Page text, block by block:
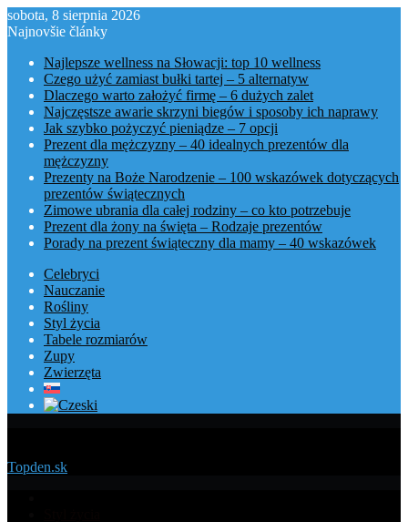
sobota, 8 sierpnia 2026
Najnovšie články
Najlepsze wellness na Słowacji: top 10 wellness
Czego użyć zamiast bułki tartej – 5 alternatyw
Dlaczego warto założyć firmę – 6 dużych zalet
Najczęstsze awarie skrzyni biegów i sposoby ich naprawy
Jak szybko pożyczyć pieniądze – 7 opcji
Prezent dla mężczyzny – 40 idealnych prezentów dla
mężczyzny
Prezenty na Boże Narodzenie – 100 wskazówek dotyczących
prezentów świątecznych
Zimowe ubrania dla całej rodziny – co kto potrzebuje
Prezent dla żony na święta – Rodzaje prezentów
Porady na prezent świąteczny dla mamy – 40 wskazówek
Celebryci
Nauczanie
Rośliny
Styl życia
Tabele rozmiarów
Zupy
Zwierzęta
Topden.sk